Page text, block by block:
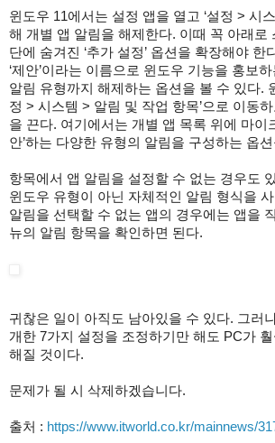
윈도우 11에서는 설정 앱을 열고 ‘설정 > 시
해 개별 앱 알림을 해제한다. 이때 꼭 아래로
단에 숨겨진 ‘추가 설정’ 옵션을 확장해야 한
‘제안’이라는 이름으로 윈도우 기능을 홍보
알림 유형까지 해제하는 옵션을 볼 수 있다.
정 > 시스템 > 알림 및 작업 항목’으로 이동
을 끈다. 여기에서는 개별 앱 목록 위에 마이
안’하는 다양한 유형의 알림을 구성하는 옵
항목에서 앱 알림을 설정할 수 없는 경우도
윈도우 유형이 아닌 자체적인 알림 형식을
알림을 선택할 수 없는 앱의 경우에는 앱을
뉴의 알림 항목을 확인하면 된다.
귀찮은 일이 아직도 남아있을 수 있다. 그러
개한 7가지 설정을 조정하기만 해도 PC가
해질 것이다.
문제가 될 시 삭제하겠습니다.
출처 : https://www.itworld.co.kr/mainnews/